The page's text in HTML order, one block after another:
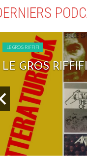
LE GROS RIFFIFI
LE GROS